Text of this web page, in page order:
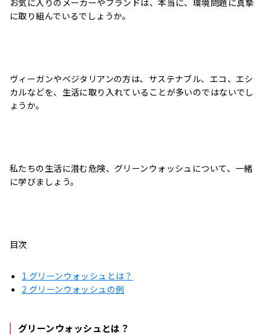
に取り組んでいるでしょうか。
ヴィーガンやベジタリアンの方は、サステナブル、エコ、エシ
カルなどを、生活に取り入れていることが多いのではないでし
ょうか。
私たちの生活に潜む危険、グリーンウォッシュについて、一緒
に学びましょう。
目次
1 グリーンウォッシュとは？
2 グリーンウォッシュの例
グリーンウォッシュとは？